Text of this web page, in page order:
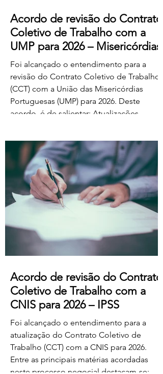
Acordo de revisão do Contrato
Coletivo de Trabalho com a
UMP para 2026 – Misericórdias
Foi alcançado o entendimento para a
revisão do Contrato Coletivo de Trabalho
(CCT) com a União das Misericórdias
Portuguesas (UMP) para 2026. Deste
acordo, é de salientar: Atualizações
professores dos ensinos básico e
secundário profissionalizados; Aumento
do subsídio de refeição para os 5,50€.
Estas alterações produzem efeitos
retroativos a janeiro de 2026, aguardando-
se a sua publicação no Boletim
Acordo de revisão do Contrato
Coletivo de Trabalho com a
CNIS para 2026 – IPSS
Foi alcançado o entendimento para a
atualização do Contrato Coletivo de
Trabalho (CCT) com a CNIS para 2026.
Entre as principais matérias acordadas
neste processo negocial destacam-se: